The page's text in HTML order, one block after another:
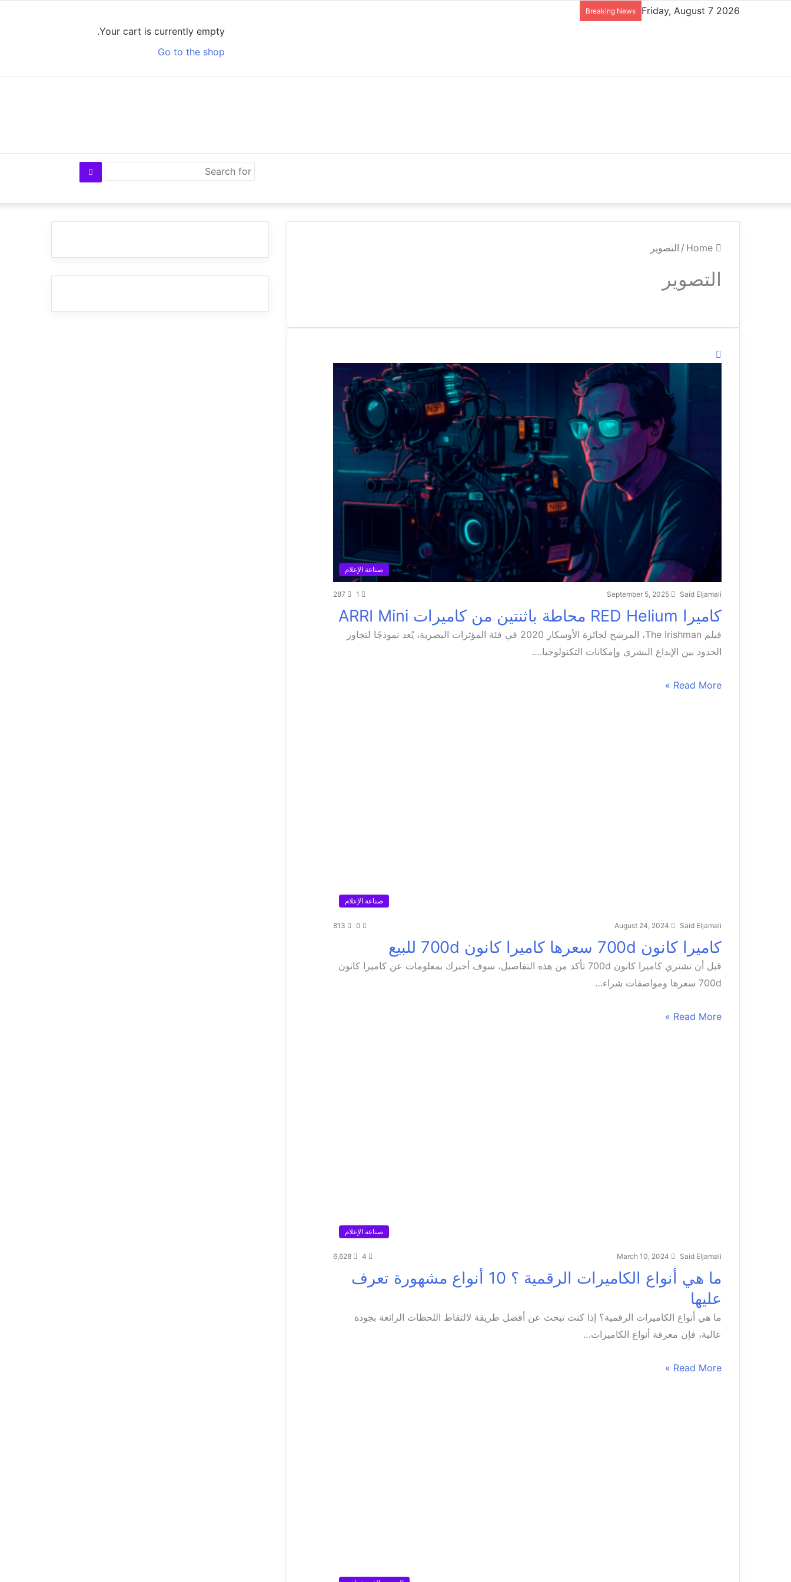
Friday, August 7 2026
Breaking News
your
shopping
Your cart is currently empty.
Go to the shop
Article
Search
/ التصوير
التصوير
صناعة الإعلام
Said Eljamali
September 5, 2025
1
287
كاميرا RED Helium محاطة باثنتين من كاميرات ARRI Mini
فيلم The Irishman، المرشح لجائزة الأوسكار 2020 في فئة المؤثرات البصرية، يُعد نموذجًا لتجاوز
الحدود بين الإبداع البشري وإمكانات التكنولوجيا.…
Read More »
صناعة الإعلام
Said Eljamali
August 24, 2024
0
813
كاميرا كانون 700d سعرها كاميرا كانون 700d للبيع
قبل أن تشتري كاميرا كانون 700d تأكد من هذه التفاصيل، سوف أخبرك بمعلومات عن كاميرا كانون
700d سعرها ومواصفات شراء…
Read More »
صناعة الإعلام
Said Eljamali
March 10, 2024
4
6,628
ما هي أنواع الكاميرات الرقمية ؟ 10 أنواع مشهورة تعرف
عليها
ما هي أنواع الكاميرات الرقمية؟ إذا كنت تبحث عن أفضل طريقة لالتقاط اللحظات الرائعة بجودة
عالية، فإن معرفة أنواع الكاميرات…
Read More »